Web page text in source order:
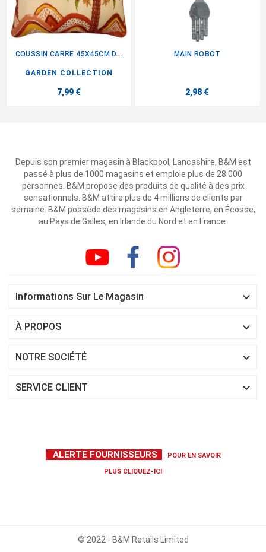
COUSSIN CARRE 45X45CM DESERT
GARDEN COLLECTION
7,99 €
MAIN ROBOT
2,98 €
Depuis son premier magasin à Blackpool, Lancashire, B&M est
passé à plus de 1000 magasins et emploie plus de 28 000
personnes. B&M propose des produits de qualité à des prix
sensationnels. B&M attire plus de 4 millions de clients par
semaine. B&M possède des magasins en Angleterre, en Écosse,
au Pays de Galles, en Irlande du Nord et en France.
Informations Sur Le Magasin 
À PROPOS 
NOTRE SOCIÉTÉ 
SERVICE CLIENT 
ALERTE FOURNISSEURS POUR EN SAVOIR
PLUS CLIQUEZ-ICI
© 2022 - B&M Retails Limited